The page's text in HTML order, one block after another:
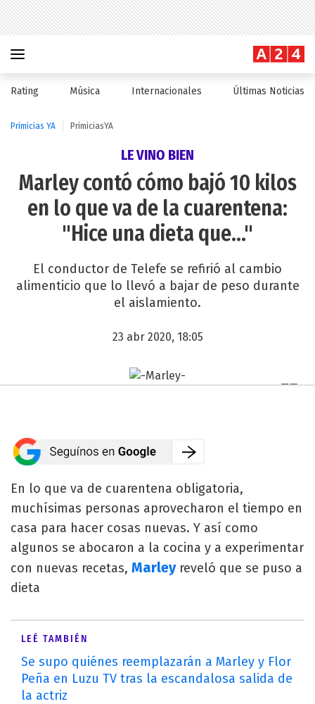
Rating Música Internacionales Últimas Noticias
Primicias YA PrimiciasYA
LE VINO BIEN
Marley contó cómo bajó 10 kilos
en lo que va de la cuarentena:
"Hice una dieta que..."
El conductor de Telefe se refirió al cambio
alimenticio que lo llevó a bajar de peso durante
el aislamiento.
23 abr 2020, 18:05
En lo que va de cuarentena obligatoria,
muchísimas personas aprovecharon el tiempo en
casa para hacer cosas nuevas. Y así como
algunos se abocaron a la cocina y a experimentar
con nuevas recetas, Marley reveló que se puso a
dieta
LEÉ TAMBIÉN
Se supo quiénes reemplazarán a Marley y Flor
Peña en Luzu TV tras la escandalosa salida de
la actriz